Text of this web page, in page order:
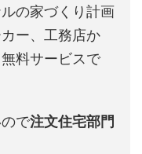
の家づくり計画
ー、工務店か
料サービスで
で注文住宅部門